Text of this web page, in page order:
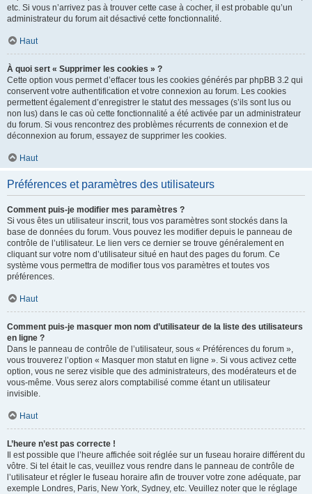
etc. Si vous n’arrivez pas à trouver cette case à cocher, il est probable qu’un
administrateur du forum ait désactivé cette fonctionnalité.
Haut
À quoi sert « Supprimer les cookies » ?
Cette option vous permet d’effacer tous les cookies générés par phpBB 3.2 qui
conservent votre authentification et votre connexion au forum. Les cookies
permettent également d’enregistrer le statut des messages (s’ils sont lus ou
non lus) dans le cas où cette fonctionnalité a été activée par un administrateur
du forum. Si vous rencontrez des problèmes récurrents de connexion et de
déconnexion au forum, essayez de supprimer les cookies.
Haut
Préférences et paramètres des utilisateurs
Comment puis-je modifier mes paramètres ?
Si vous êtes un utilisateur inscrit, tous vos paramètres sont stockés dans la
base de données du forum. Vous pouvez les modifier depuis le panneau de
contrôle de l’utilisateur. Le lien vers ce dernier se trouve généralement en
cliquant sur votre nom d’utilisateur situé en haut des pages du forum. Ce
système vous permettra de modifier tous vos paramètres et toutes vos
préférences.
Haut
Comment puis-je masquer mon nom d’utilisateur de la liste des utilisateurs
en ligne ?
Dans le panneau de contrôle de l’utilisateur, sous « Préférences du forum »,
vous trouverez l’option « Masquer mon statut en ligne ». Si vous activez cette
option, vous ne serez visible que des administrateurs, des modérateurs et de
vous-même. Vous serez alors comptabilisé comme étant un utilisateur
invisible.
Haut
L’heure n’est pas correcte !
Il est possible que l’heure affichée soit réglée sur un fuseau horaire différent du
vôtre. Si tel était le cas, veuillez vous rendre dans le panneau de contrôle de
l’utilisateur et régler le fuseau horaire afin de trouver votre zone adéquate, par
exemple Londres, Paris, New York, Sydney, etc. Veuillez noter que le réglage